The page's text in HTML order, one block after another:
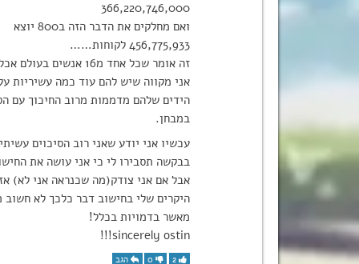
366,220,746,000
ואם מחלקים את הדבר הזה ב800 יוצא
456,775,933 לקוחות……
זה אומר שכל אחד מ16 אנשים בעולם אכל אצלם ביום אחד.
אני מקווה שיש להם עוד כמה עשיריות
הידים שלהם מדממות מרוב החיכוך עם
במבחן.
עכשיו אני יודע שאני רוב הסיכוים
בבקשה תסבירו לי כי אני עושה את
אבל אם אני צודק(מה שכנראה אני לא)
היקרים שלי בחישוב דבר כלכך לא
מאשר בדמויות בכלל!
sincerely ostin!!!
2
0 הגב